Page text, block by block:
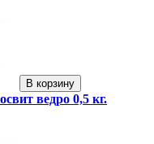
В корзину
ведро 0,5 кг.